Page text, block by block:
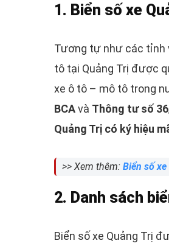
1. Biển số xe
Tương tự như các tỉnh
tô tại Quảng Trị được
xe ô tô – mô tô trong
BCAvà Thông tư số
Quảng Trị có ký hiệu
>> Xem thêm: Biển số
2. Danh sách
Biển số xe Quảng Trị